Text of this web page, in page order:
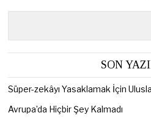
SON
Süper-zekâyı Yasaklamak İçin
Avrupa’da Hiçbir Şey Kalmadı